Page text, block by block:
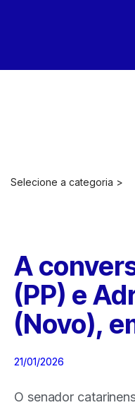
Selecione a categoria >
A
(PP) e
(Novo),
21/01/2026
O senador